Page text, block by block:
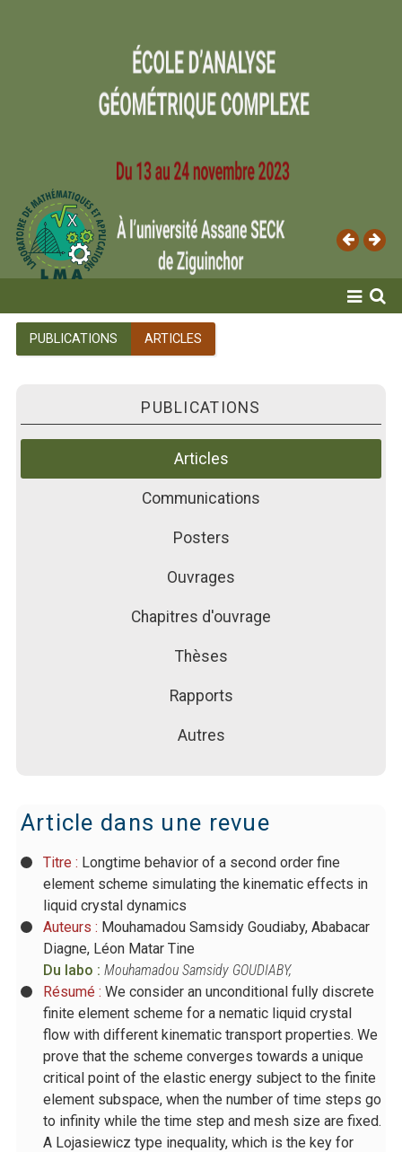
PUBLICATIONS ARTICLES
PUBLICATIONS
Articles
Communications
Posters
Ouvrages
Chapitres d'ouvrage
Thèses
Rapports
Autres
Article dans une revue
Titre : Longtime behavior of a second order fine
element scheme simulating the kinematic effects in
liquid crystal dynamics
Auteurs : Mouhamadou Samsidy Goudiaby, Ababacar
Diagne, Léon Matar Tine
Du labo : Mouhamadou Samsidy GOUDIABY,
Résumé : We consider an unconditional fully discrete
finite element scheme for a nematic liquid crystal
flow with different kinematic transport properties. We
prove that the scheme converges towards a unique
critical point of the elastic energy subject to the finite
element subspace, when the number of time steps go
to infinity while the time step and mesh size are fixed.
A Lojasiewicz type inequality, which is the key for